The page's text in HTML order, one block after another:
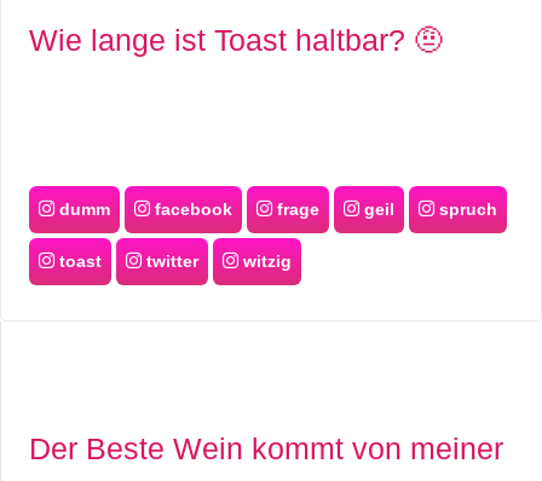
Wie lange ist Toast haltbar? 🤨
dumm facebook frage geil spruch
toast twitter witzig
Der Beste Wein kommt von meiner